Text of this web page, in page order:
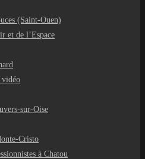
(Saint-Ouen)
et de l’Espace
vidéo
sur-Oise
Cristo
à Chatou